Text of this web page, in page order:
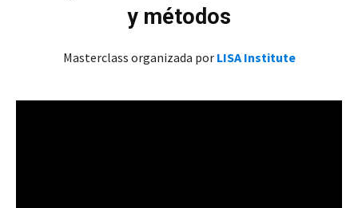
y métodos
Masterclass organizada por LISA Institute